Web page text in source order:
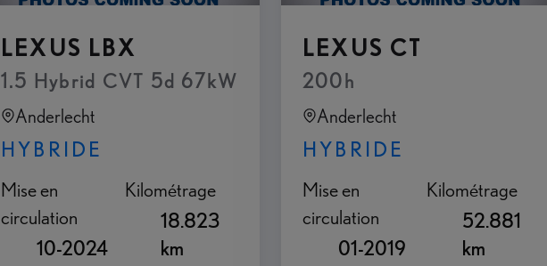
LEXUS LBX
1.5 Hybrid CVT 5d 67kW
Anderlecht
HYBRIDE
Mise en
circulation
10-2024
Kilométrage
18.823
km
LEXUS CT
200h
Anderlecht
HYBRIDE
Mise en
circulation
01-2019
Kilométrage
52.881
km